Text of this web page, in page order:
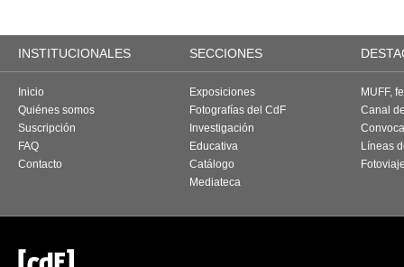
INSTITUCIONALES SECCIONES
Inicio
Quiénes somos
Suscripción
FAQ
Contacto
Exposiciones
Fotografías del CdF
Investigación
Educativa
Catálogo
Mediateca
MUFF,
Canal
Líneas